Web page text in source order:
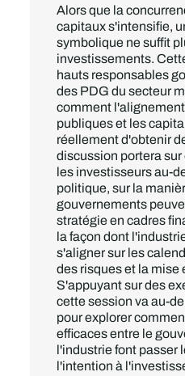
Alors que la
capitaux s'intensifie,
symbolique ne suffit
investissements.
hauts responsables
des PDG du secteur
comment
publiques et les
réellement d'obtenir
discussion portera
les investisseurs au-
politique, sur la
gouvernements
stratégie en cadres
la façon dont
s'aligner sur les
des risques et la
S'appuyant sur des
cette session va au-
pour explorer
efficaces entre le
l'industrie font passer
l'intention à